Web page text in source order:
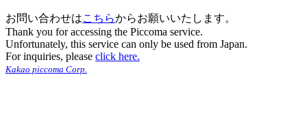
お問い合わせはこちらからお願いいたします。
Thank you for accessing the Piccoma service.
Unfortunately, this service can only be used from Japan.
For inquiries, please click here.
Kakao piccoma Corp.